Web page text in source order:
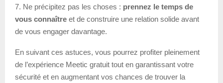
7. Ne précipitez pas les choses : prennez le temps de
vous connaître et de construire une relation solide avant
de vous engager davantage.
En suivant ces astuces, vous pourrez profiter pleinement
de l’expérience Meetic gratuit tout en garantissant votre
sécurité et en augmentant vos chances de trouver la